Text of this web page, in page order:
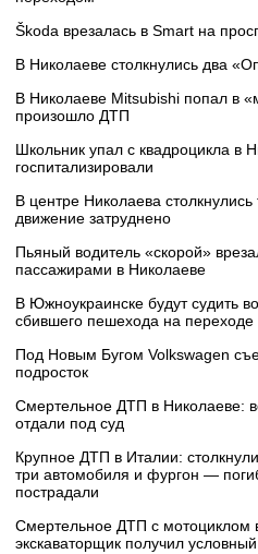
Škoda врезалась в Smart на
В Николаеве столкнулись два
В Николаеве Mitsubishi попал в
произошло ДТП
Школьник упал с квадроцикла в
госпитализировали
В центре Николаева
движение затруднено
Пьяный водитель «скорой»
пассажирами в Николаеве
В Южноукраинске будут судить
сбившего пешехода на переходе
Под Новым Бугом Volkswagen
подросток
Смертельное ДТП в Николаеве:
отдали под суд
Крупное ДТП в Италии:
три автомобиля и фургон —
пострадали
Смертельное ДТП с мотоциклом
экскаваторщик получил